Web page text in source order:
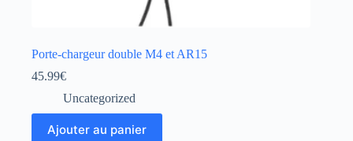
Porte-chargeur double M4 et AR15
45.99€
Uncategorized
Ajouter au panier